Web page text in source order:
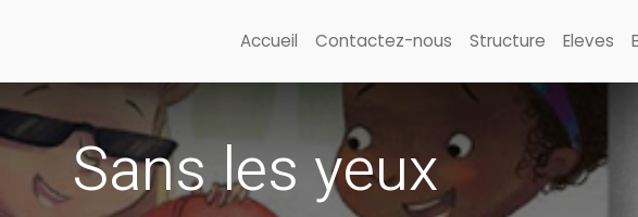
Accueil Contactez-nous Structure Eleves
Sans les yeux